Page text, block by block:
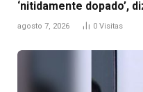
‘nitidamente dopado’,
agosto 7, 2026 0 Visitas